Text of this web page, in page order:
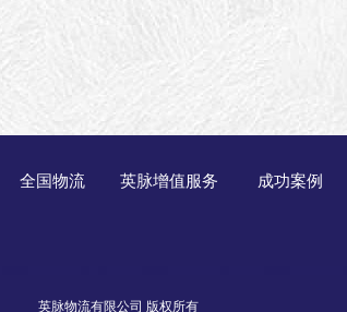
全国物流 英脉增值服务 成功案例
英脉物流有限公司 版权所有